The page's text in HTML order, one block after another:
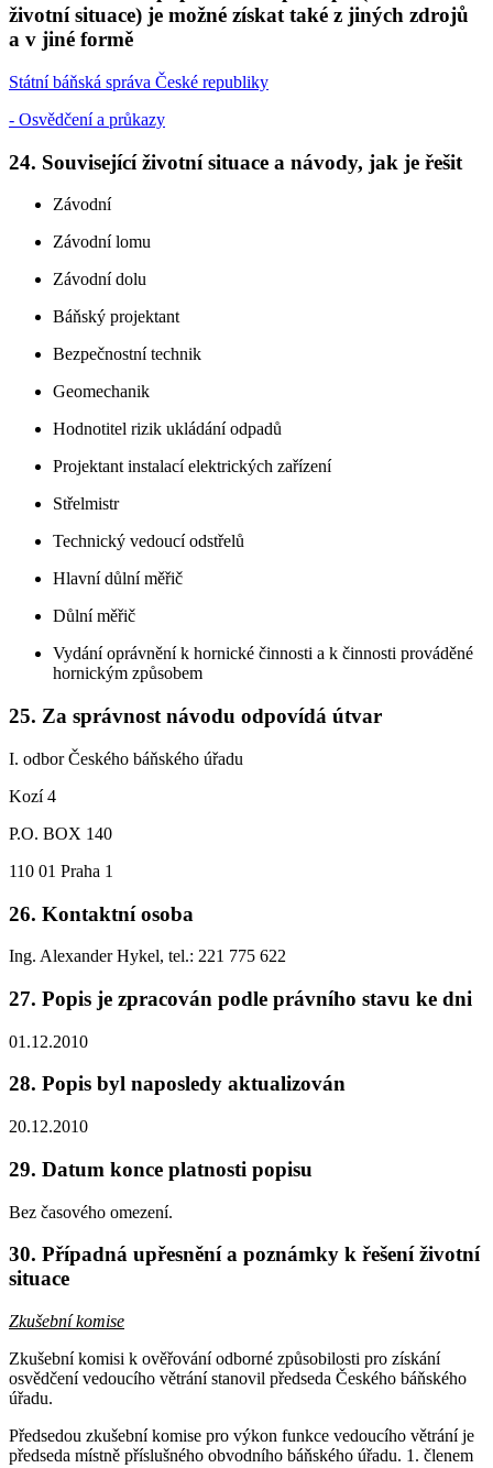
životní situace) je možné získat také z jiných zdrojů
a v jiné formě
Státní báňská správa České republiky
- Osvědčení a průkazy
24. Související životní situace a návody, jak je řešit
Závodní
Závodní lomu
Závodní dolu
Báňský projektant
Bezpečnostní technik
Geomechanik
Hodnotitel rizik ukládání odpadů
Projektant instalací elektrických zařízení
Střelmistr
Technický vedoucí odstřelů
Hlavní důlní měřič
Důlní měřič
Vydání oprávnění k hornické činnosti a k činnosti prováděné
hornickým způsobem
25. Za správnost návodu odpovídá útvar
I. odbor Českého báňského úřadu
Kozí 4
P.O. BOX 140
110 01 Praha 1
26. Kontaktní osoba
Ing. Alexander Hykel, tel.: 221 775 622
27. Popis je zpracován podle právního stavu ke dni
01.12.2010
28. Popis byl naposledy aktualizován
20.12.2010
29. Datum konce platnosti popisu
Bez časového omezení.
30. Případná upřesnění a poznámky k řešení životní
situace
Zkušební komise
Zkušební komisi k ověřování odborné způsobilosti pro získání
osvědčení vedoucího větrání stanovil předseda Českého báňského
úřadu.
Předsedou zkušební komise pro výkon funkce vedoucího větrání je
předseda místně příslušného obvodního báňského úřadu. 1. členem